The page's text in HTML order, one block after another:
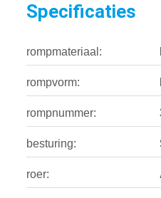
Specificaties
rompmateriaal:
rompvorm:
rompnummer:
besturing:
roer: